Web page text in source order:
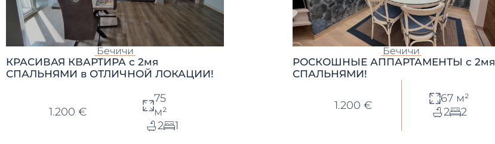
Бечичи
КРАСИВАЯ КВАРТИРА с 2мя
СПАЛЬНЯМИ в ОТЛИЧНОЙ ЛОКАЦИИ!
1.200 €
75
м²
2
1
Бечичи
РОСКОШНЫЕ АППАРТАМЕНТЫ с 2мя
СПАЛЬНЯМИ!
1.200 €
67 м²
2
2